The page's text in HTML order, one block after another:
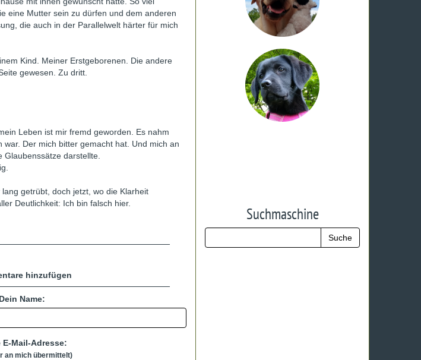
eine Mutter sein zu dürfen und dem anderen
die auch in der Parallelwelt härter für mich
Kind. Meiner Erstgeborenen. Die andere
gewesen. Zu dritt.
Leben ist mir fremd geworden. Es nahm
Der mich bitter gemacht hat. Und mich an
darstellte.
getrübt, doch jetzt, wo die Klarheit
Deutlichkeit: Ich bin falsch hier.
hinzufügen
Dein Name:
E-Mail-Adresse:
an mich übermittelt)
Suchmaschine